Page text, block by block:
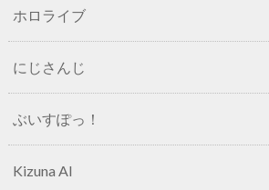
ホロライブ
にじさんじ
ぶいすぽっ！
Kizuna AI